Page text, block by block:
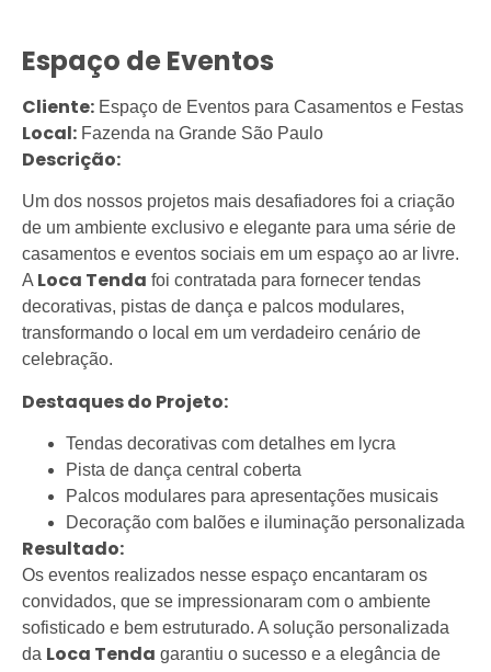
Espaço de Eventos
Cliente: Espaço de Eventos para Casamentos e Festas
Local: Fazenda na Grande São Paulo
Descrição:
Um dos nossos projetos mais desafiadores foi a criação
de um ambiente exclusivo e elegante para uma série de
casamentos e eventos sociais em um espaço ao ar livre.
A Loca Tenda foi contratada para fornecer tendas
decorativas, pistas de dança e palcos modulares,
transformando o local em um verdadeiro cenário de
celebração.
Destaques do Projeto:
Tendas decorativas com detalhes em lycra
Pista de dança central coberta
Palcos modulares para apresentações musicais
Decoração com balões e iluminação personalizada
Resultado:
Os eventos realizados nesse espaço encantaram os
convidados, que se impressionaram com o ambiente
sofisticado e bem estruturado. A solução personalizada
da Loca Tenda garantiu o sucesso e a elegância de